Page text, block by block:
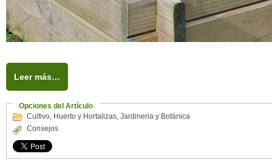
Leer más…
Opciones del Artículo
Cultivo, Huerto y Hortalizas, Jardineria y Botánica
Consejos